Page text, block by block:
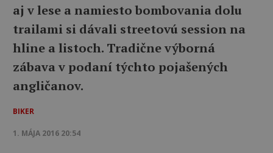
aj v lese a namiesto bombovania dolu
trailami si dávali streetovú session na
hline a listoch. Tradične výborná
zábava v podaní týchto pojašených
angličanov.
BIKER
1. MÁJA 2016 20:54